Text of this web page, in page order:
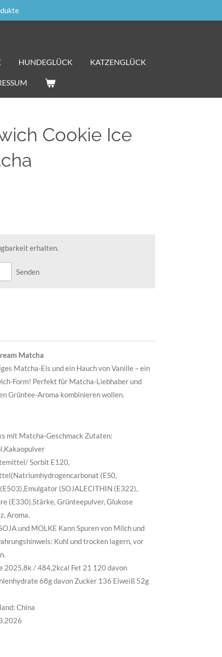
HUNDEGLÜCK KATZENGLÜCK
Cookie Ice
erhalten.
Senden
Matcha
Matcha-Eis und ein Hauch von Vanille – ein
Form! Perfekt für Matcha-Liebhaber und
Grüntee-Aroma kombinieren wollen.
mit Matcha-Geschmack Zutaten:
Sorbit E120,
(ES0,
(SOJALECITHIN (E322),
(E330),Stärke, Grünteepulver, Glukose
Aroma.
und MOLKE Kann Spuren von Milch und
Kuhl und trocken lagern, vor
2025,8k / 484,2kcal Fet 21 120 davon
68g davon Zucker 136 Eiweiß 52g
China